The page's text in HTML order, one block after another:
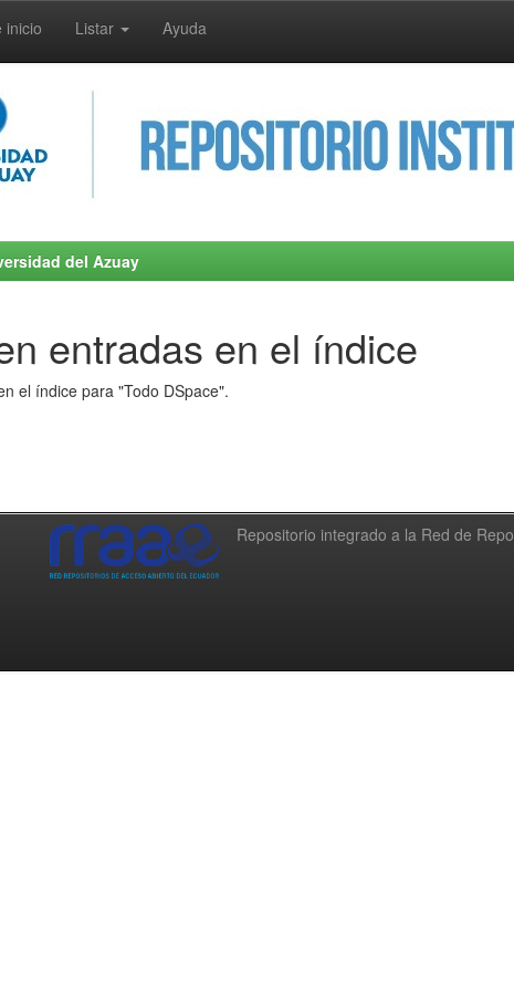
inicio Listar Ayuda
del Azuay
entradas en el índice
el índice para "Todo DSpace".
Repositorio integrado a la Red de